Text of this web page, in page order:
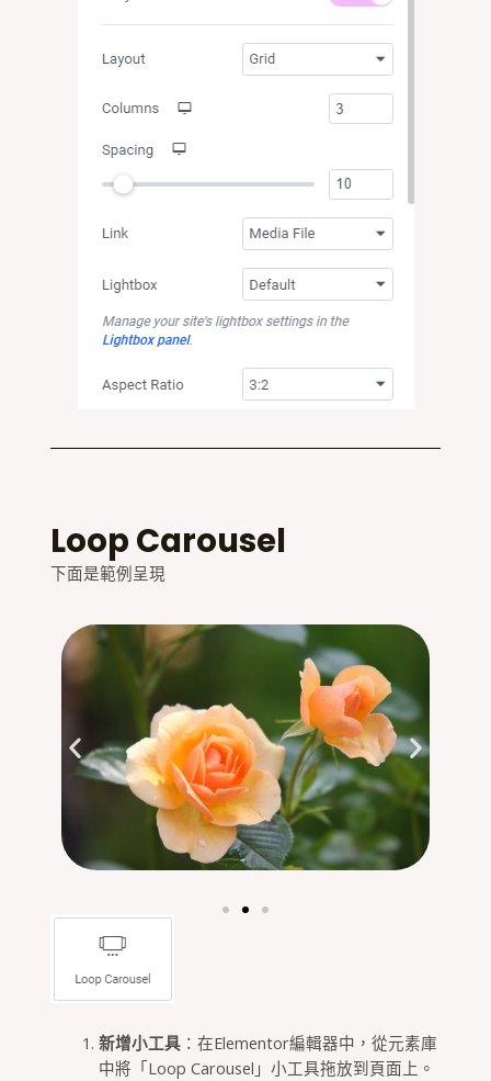
Loop Carousel
下面是範例呈現
新增小工具：在Elementor編輯器中，從元素庫
中將「Loop Carousel」小工具拖放到頁面上。